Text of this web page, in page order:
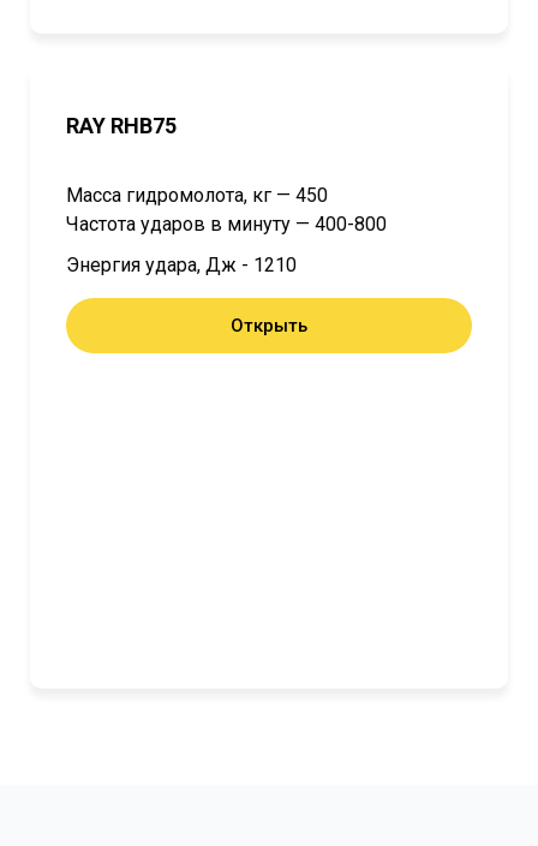
RAY RHB75
Масса гидромолота, кг — 450
Частота ударов в минуту — 400-800
Энергия удара, Дж - 1210
Открыть